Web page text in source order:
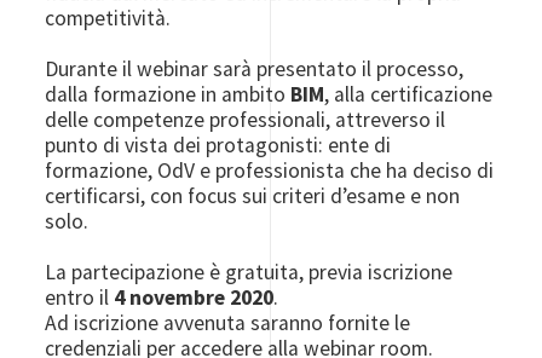
competitività.
Durante il webinar sarà presentato il processo,
dalla formazione in ambito BIM, alla certificazione
delle competenze professionali, attreverso il
punto di vista dei protagonisti: ente di
formazione, OdV e professionista che ha deciso di
certificarsi, con focus sui criteri d’esame e non
solo.
La partecipazione è gratuita, previa iscrizione
entro il 4 novembre 2020.
Ad iscrizione avvenuta saranno fornite le
credenziali per accedere alla webinar room.